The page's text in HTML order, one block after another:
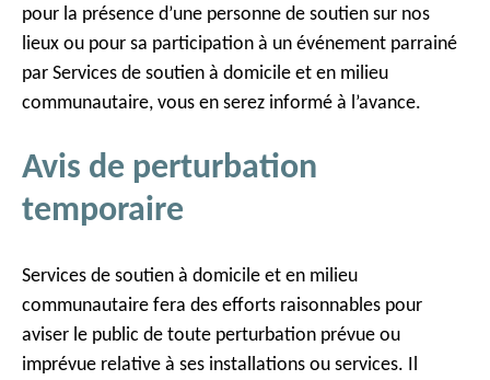
pour la présence d’une personne de soutien sur nos
lieux ou pour sa participation à un événement parrainé
par Services de soutien à domicile et en milieu
communautaire, vous en serez informé à l’avance.
Avis de perturbation
temporaire
Services de soutien à domicile et en milieu
communautaire fera des efforts raisonnables pour
aviser le public de toute perturbation prévue ou
imprévue relative à ses installations ou services. Il